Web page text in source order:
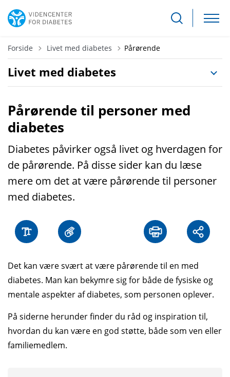
Forside Tilbage til
Livet med diabetes Pårørende
Livet med diabetes
Pårørende til personer med
diabetes
Diabetes påvirker også livet og hverdagen for
de pårørende. På disse sider kan du læse
mere om det at være pårørende til personer
med diabetes.
Det kan være svært at være pårørende til en med
diabetes. Man kan bekymre sig for både de fysiske og
mentale aspekter af diabetes, som personen oplever.
På siderne herunder finder du råd og inspiration til,
hvordan du kan være en god støtte, både som ven eller
familiemedlem.